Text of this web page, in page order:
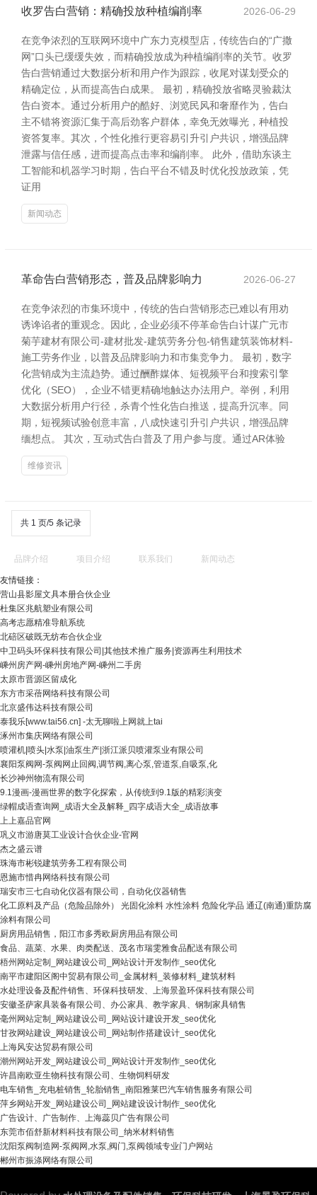
收罗告白营销：精确投放种植编削率 2026-06-29
在竞争浓烈的互联网环境中广东力克模型店，传统告白的“广撒
网”口头已缓缓失效，而精确投放成为种植编削率的关节。收罗
告白营销通过大数据分析和用户作为跟踪，收尾对谋划受众的
精确定位，从而提高告白成果。 最初，精确投放省略灵验裁汰
告白资本。通过分析用户的酷好、浏览民风和奢靡作为，告白
主不错将资源汇集于高后劲客户群体，幸免无效曝光，种植投
资答复率。其次，个性化推行更容易引升引户共识，增强品牌
泄露与信任感，进而提高点击率和编削率。 此外，借助东谈主
工智能和机器学习时期，告白平台不错及时优化投放政策，凭
证用
新闻动态
革命告白营销形态，普及品牌影响力 2026-06-27
在竞争浓烈的市集环境中，传统的告白营销形态已难以有用劝
诱谗谄者的重观念。因此，企业必须不停革命告白计谋广元市
菊芋建材有限公司-建材批发-建筑劳务分包-销售建筑装饰材料-
施工劳务作业，以普及品牌影响力和市集竞争力。 最初，数字
化营销成为主流趋势。通过酬酢媒体、短视频平台和搜索引擎
优化（SEO），企业不错更精确地触达办法用户。举例，利用
大数据分析用户行径，杀青个性化告白推送，提高升沉率。同
期，短视频试验创意丰富，八成快速引升引户共识，增强品牌
缅想点。 其次，互动式告白普及了用户参与度。通过AR体验
维修资讯
共 1 页/5 条记录
品牌介绍 项目介绍 联系我们 新闻动态
友情链接：
营山县影屋文具本册合伙企业
杜集区兆航塑业有限公司
高考志愿精准导航系统
北碚区破既无纺布合伙企业
中卫码头环保科技有限公司|其他技术推广服务|资源再生利用技术
嵊州房产网-嵊州房地产网-嵊州二手房
太原市晋源区留成化
东方市采蓓网络科技有限公司
北京盛伟达科技有限公司
泰我乐[www.tai56.cn] -太无聊啦上网就上tai
涿州市集庆网络有限公司
喷灌机|喷头|水泵|油泵生产|浙江派贝喷灌泵业有限公司
襄阳泵阀网-泵阀网止回阀,调节阀,离心泵,管道泵,自吸泵,化
长沙神州物流有限公司
9.1漫画-漫画世界的数字化探索，从传统到9.1版的精彩演变
绿帽成语查询网_成语大全及解释_四字成语大全_成语故事
上上嘉品官网
巩义市游唐莫工业设计合伙企业-官网
杰之盛云谱
珠海市彬锐建筑劳务工程有限公司
恩施市惜冉网络科技有限公司
瑞安市三七自动化仪器有限公司，自动化仪器销售
化工原料及产品（危险品除外） 光固化涂料 水性涂料 危险化学品 通辽(南通)重防腐
涂料有限公司
厨房用品销售，阳江市多秀欧厨房用品有限公司
食品、蔬菜、水果、肉类配送、茂名市瑞雯雅食品配送有限公司
梧州网站定制_网站建设公司_网站设计开发制作_seo优化
南平市建阳区阁中贸易有限公司_金属材料_装修材料_建筑材料
水处理设备及配件销售、环保科技研发、上海景盈环保科技有限公司
安徽圣萨家具装备有限公司、办公家具、教学家具、钢制家具销售
毫州网站定制_网站建设公司_网站设计建设开发_seo优化
甘孜网站建设_网站建设公司_网站制作搭建设计_seo优化
上海风安达贸易有限公司
潮州网站开发_网站建设公司_网站设计开发制作_seo优化
许昌南欧亚生物科技有限公司、生物饲料研发
电车销售_充电桩销售_轮胎销售_南阳雅莱巴汽车销售服务有限公司
萍乡网站开发_网站建设公司_网站建设设计制作_seo优化
广告设计、广告制作、上海蕊贝广告有限公司
东莞市佰舒新材料科技有限公司_纳米材料销售
沈阳泵阀制造网-泵阀网,水泵,阀门,泵阀领域专业门户网站
郴州市振涤网络有限公司